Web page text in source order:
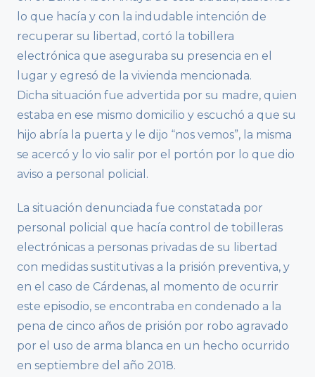
lo que hacía y con la indudable intención de
recuperar su libertad, cortó la tobillera
electrónica que aseguraba su presencia en el
lugar y egresó de la vivienda mencionada.
Dicha situación fue advertida por su madre, quien
estaba en ese mismo domicilio y escuchó a que su
hijo abría la puerta y le dijo “nos vemos”, la misma
se acercó y lo vio salir por el portón por lo que dio
aviso a personal policial.
La situación denunciada fue constatada por
personal policial que hacía control de tobilleras
electrónicas a personas privadas de su libertad
con medidas sustitutivas a la prisión preventiva, y
en el caso de Cárdenas, al momento de ocurrir
este episodio, se encontraba en condenado a la
pena de cinco años de prisión por robo agravado
por el uso de arma blanca en un hecho ocurrido
en septiembre del año 2018.